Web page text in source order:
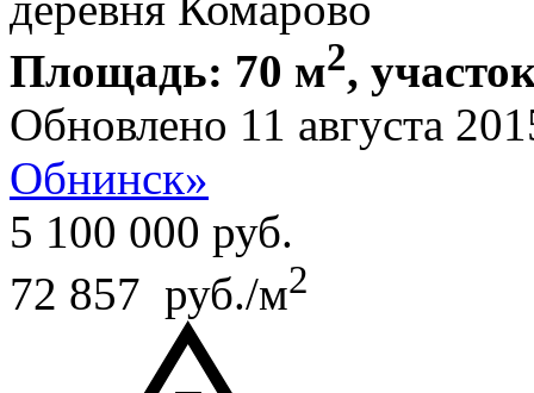
Площадь: 70 м2,
Обновлено 11 августа
Обнинск»
5 100 000 руб.
72 857 руб./м2